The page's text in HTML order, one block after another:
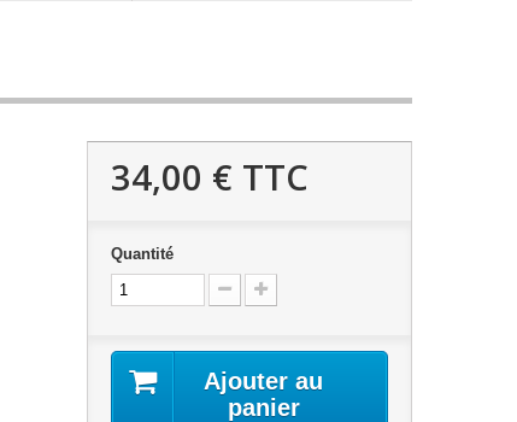
34,00 € TTC
Quantité
Ajouter au
panier